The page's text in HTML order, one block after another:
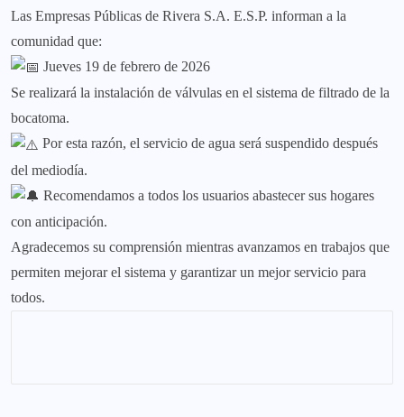
Las Empresas Públicas de Rivera S.A. E.S.P. informan a la
comunidad que:
Jueves 19 de febrero de 2026
Se realizará la instalación de válvulas en el sistema de filtrado de la
bocatoma.
Por esta razón, el servicio de agua será suspendido después
del mediodía.
Recomendamos a todos los usuarios abastecer sus hogares
con anticipación.
Agradecemos su comprensión mientras avanzamos en trabajos que
permiten mejorar el sistema y garantizar un mejor servicio para
todos.